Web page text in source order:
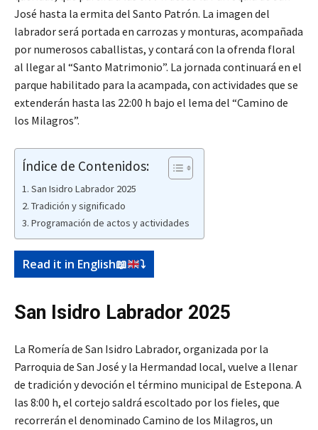
José hasta la ermita del Santo Patrón. La imagen del
labrador será portada en carrozas y monturas, acompañada
por numerosos caballistas, y contará con la ofrenda floral
al llegar al “Santo Matrimonio”. La jornada continuará en el
parque habilitado para la acampada, con actividades que se
extenderán hasta las 22:00 h bajo el lema del “Camino de
los Milagros”.
Índice de Contenidos:
San Isidro Labrador 2025
Tradición y significado
Programación de actos y actividades
Read it in English📖 ⤵️
San Isidro Labrador 2025
La Romería de San Isidro Labrador, organizada por la
Parroquia de San José y la Hermandad local, vuelve a llenar
de tradición y devoción el término municipal de Estepona. A
las 8:00 h, el cortejo saldrá escoltado por los fieles, que
recorrerán el denominado Camino de los Milagros, un